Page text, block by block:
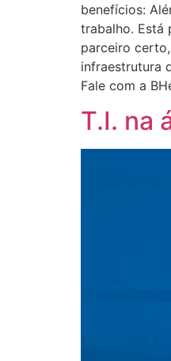
benefícios:
trabalho. Está
parceiro
infraestrutura
Fale com a
T.I. na